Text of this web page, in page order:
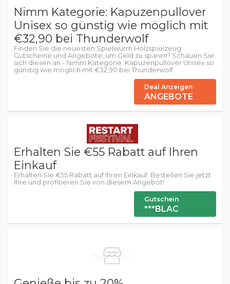
Nimm Kategorie: Kapuzenpullover
Unisex so günstig wie möglich mit
€32,90 bei Thunderwolf
Finden Sie die neuesten Spielwurm Holzspielzeug
Gutscheine und Angebote, um Geld zu sparen? Schauen Sie
sich diesen an - Nimm Kategorie: Kapuzenpullover Unisex so
günstig wie möglich mit €32,90 bei Thunderwolf
Deal Anzeigen
ANGEBOTE
Erhalten Sie €55 Rabatt auf Ihren
Einkauf
Erhalten Sie €55 Rabatt auf Ihren Einkauf. Bestellen Sie jetzt
Ihre und profitieren Sie von diesem Angebot!
Gutschein
***BLAC